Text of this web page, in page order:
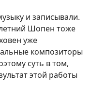
и записывали.
Шопен тоже
уже
композиторы
суть в том,
этой работы